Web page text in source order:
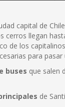
capital de
cerros llegan
de los
para pasar
buses que salen
de